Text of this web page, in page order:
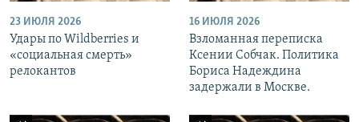
23 ИЮЛЯ 2026
Удары по Wildberries и
«социальная смерть»
релокантов
16 ИЮЛЯ 2026
Взломанная переписка
Ксении Собчак. Политика
Бориса Надеждина
задержали в Москве.